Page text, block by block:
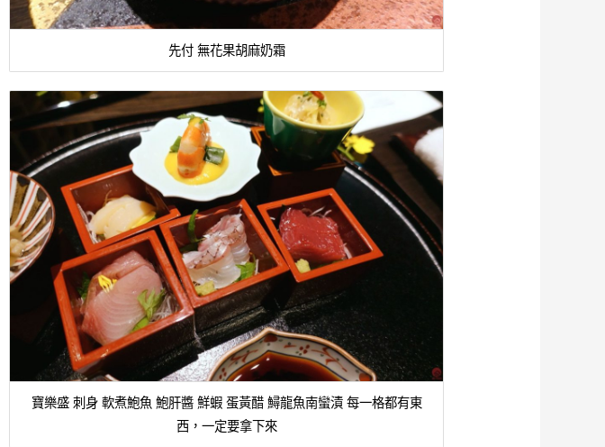
先付 無花果胡麻奶霜
寶樂盛 刺身 軟煮鮑魚 鮑肝醬 鮮蝦 蛋黃醋 鱘龍魚南蠻漬 每一格都有東
西，一定要拿下來